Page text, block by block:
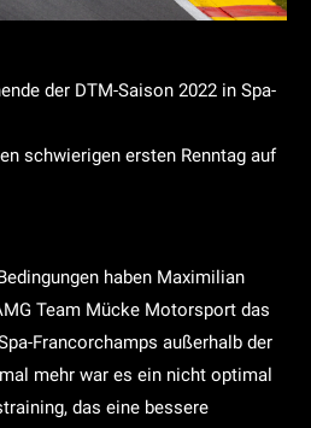
der DTM-Saison 2022 in Spa-
schwierigen ersten Renntag auf
haben Maximilian
Team Mücke Motorsport das
Francorchamps außerhalb der
mehr war es ein nicht optimal
das eine bessere